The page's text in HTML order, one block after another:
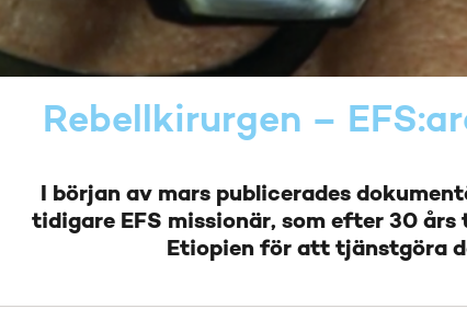
Rebellkirurgen –
I början av mars publicerades
tidigare EFS missionär, som efter 30
Etiopien för att tjänstgöra